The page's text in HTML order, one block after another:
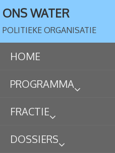
ONS WATER
POLITIEKE ORGANISATIE
HOME
PROGRAMMA
FRACTIE
DOSSIERS